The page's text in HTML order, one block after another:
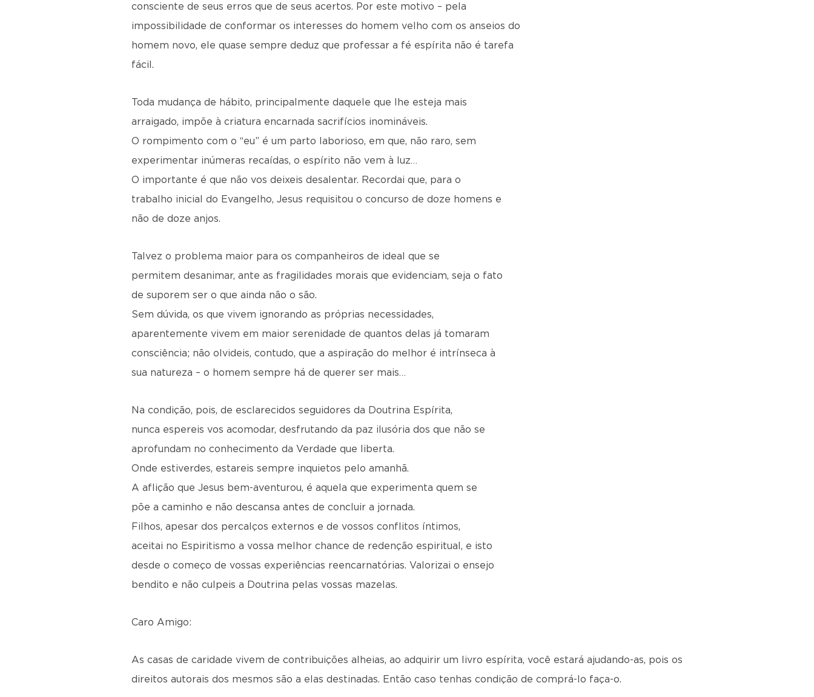
consciente de seus erros que de seus acertos. Por este motivo – pela
impossibilidade de conformar os interesses do homem velho com os anseios do
homem novo, ele quase sempre deduz que professar a fé espírita não é tarefa
fácil.
Toda mudança de hábito, principalmente daquele que lhe esteja mais
arraigado, impõe à criatura encarnada sacrifícios inomináveis.
O rompimento com o “eu” é um parto laborioso, em que, não raro, sem
experimentar inúmeras recaídas, o espírito não vem à luz…
O importante é que não vos deixeis desalentar. Recordai que, para o
trabalho inicial do Evangelho, Jesus requisitou o concurso de doze homens e
não de doze anjos.
Talvez o problema maior para os companheiros de ideal que se
permitem desanimar, ante as fragilidades morais que evidenciam, seja o fato
de suporem ser o que ainda não o são.
Sem dúvida, os que vivem ignorando as próprias necessidades,
aparentemente vivem em maior serenidade de quantos delas já tomaram
consciência; não olvideis, contudo, que a aspiração do melhor é intrínseca à
sua natureza – o homem sempre há de querer ser mais…
Na condição, pois, de esclarecidos seguidores da Doutrina Espírita,
nunca espereis vos acomodar, desfrutando da paz ilusória dos que não se
aprofundam no conhecimento da Verdade que liberta.
Onde estiverdes, estareis sempre inquietos pelo amanhã.
A aflição que Jesus bem-aventurou, é aquela que experimenta quem se
põe a caminho e não descansa antes de concluir a jornada.
Filhos, apesar dos percalços externos e de vossos conflitos íntimos,
aceitai no Espiritismo a vossa melhor chance de redenção espiritual, e isto
desde o começo de vossas experiências reencarnatórias. Valorizai o ensejo
bendito e não culpeis a Doutrina pelas vossas mazelas.
Caro Amigo:
As casas de caridade vivem de contribuições alheias, ao adquirir um livro espírita, você estará ajudando-as, pois os
direitos autorais dos mesmos são a elas destinadas. Então caso tenhas condição de comprá-lo faça-o.